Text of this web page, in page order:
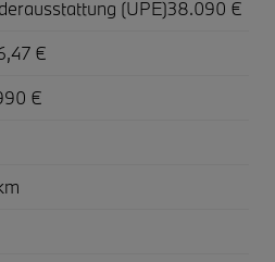
(UPE)38.090 €
€
€